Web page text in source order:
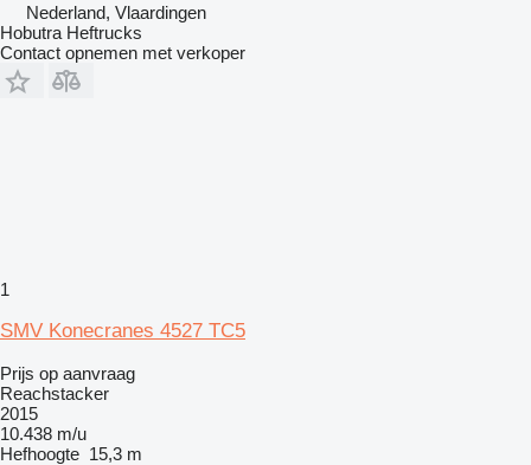
Nederland, Vlaardingen
Hobutra Heftrucks
Contact opnemen met verkoper
1
SMV Konecranes 4527 TC5
Prijs op aanvraag
Reachstacker
2015
10.438 m/u
Hefhoogte 15,3 m